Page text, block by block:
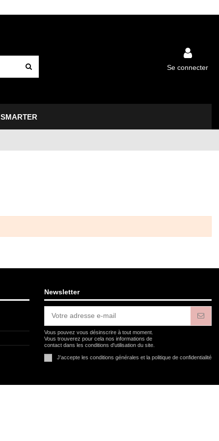
Se connecter
SMARTER
Newsletter
Vous pouvez vous désinscrire à tout moment.
Vous trouverez pour cela nos informations de
contact dans les conditions d'utilisation du site.
J'accepte les conditions générales et la politique de confidentialité